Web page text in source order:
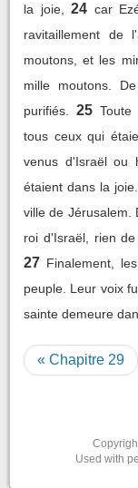
la joie,
24 car
ravitaillement de
moutons, et les
mille moutons.
purifiés.
25 Toute
tous ceux qui
venus d'Israël ou
étaient dans la joie.
ville de Jérusalem.
roi d'Israël, rien
27 Finalement,
peuple. Leur voix
sainte demeure
« Chapitre 29
Used with